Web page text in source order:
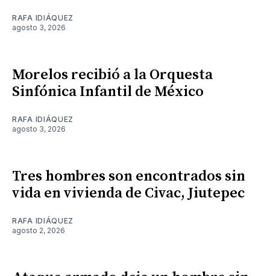
RAFA IDIÁQUEZ
agosto 3, 2026
Morelos recibió a la Orquesta
Sinfónica Infantil de México
RAFA IDIÁQUEZ
agosto 3, 2026
Tres hombres son encontrados sin
vida en vivienda de Civac, Jiutepec
RAFA IDIÁQUEZ
agosto 2, 2026